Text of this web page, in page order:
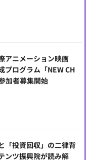
アニメーション映画
プログラム「NEW CH
加者募集開始
「投資回収」の二律背
ンツ振興院が読み解